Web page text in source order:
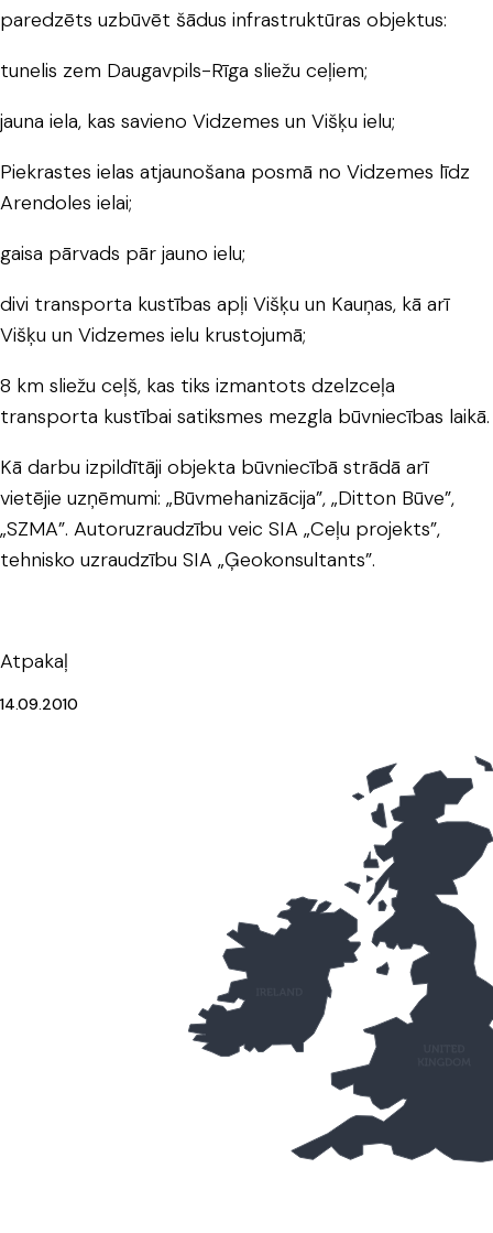
paredzēts uzbūvēt šādus infrastruktūras objektus:
tunelis zem Daugavpils-Rīga sliežu ceļiem;
jauna iela, kas savieno Vidzemes un Višķu ielu;
Piekrastes ielas atjaunošana posmā no Vidzemes līdz
Arendoles ielai;
gaisa pārvads pār jauno ielu;
divi transporta kustības apļi Višķu un Kauņas, kā arī
Višķu un Vidzemes ielu krustojumā;
8 km sliežu ceļš, kas tiks izmantots dzelzceļa
transporta kustībai satiksmes mezgla būvniecības laikā.
Kā darbu izpildītāji objekta būvniecībā strādā arī
vietējie uzņēmumi: „Būvmehanizācija”, „Ditton Būve”,
„SZMA”. Autoruzraudzību veic SIA „Ceļu projekts”,
tehnisko uzraudzību SIA „Ģeokonsultants”.
Atpakaļ
14.09.2010